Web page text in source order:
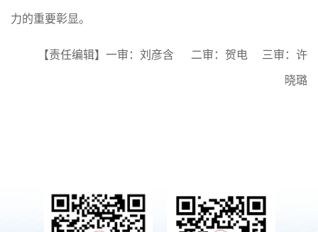
力的重要彰显。
【责任编辑】一审：刘彦含 二审：贺电 三审：许
晓璐